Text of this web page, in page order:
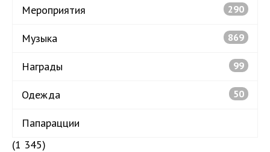
Мероприятия 290
Музыка 869
Награды 99
Одежда 50
Папарацции
(1 345)